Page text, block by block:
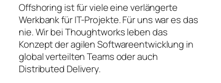
Offshoring ist für viele eine verlängerte
Werkbank für IT-Projekte. Für uns war es das
nie. Wir bei Thoughtworks leben das
Konzept der agilen Softwareentwicklung in
global verteilten Teams oder auch
Distributed Delivery.